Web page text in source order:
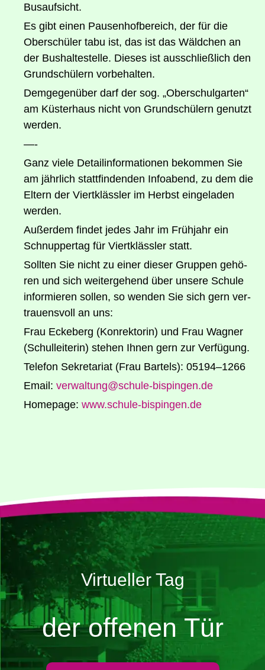
Busaufsicht.
Es gibt einen Pau­sen­hof­be­reich, der für die
Ober­schü­ler tabu ist, das ist das Wäld­chen an
der Bus­hal­te­stel­le. Die­ses ist aus­schließ­lich den
Grund­schü­lern vorbehalten.
Dem­ge­gen­über darf der sog. „Ober­schul­gar­ten“
am Küs­ter­haus nicht von Grund­schü­lern genutzt
werden.
—-
Ganz vie­le Detail­in­for­ma­tio­nen bekom­men Sie
am jähr­lich statt­fin­den­den Info­abend, zu dem die
Eltern der Viert­kläss­ler im Herbst ein­ge­la­den
werden.
Außer­dem fin­det jedes Jahr im Früh­jahr ein
Schnup­per­tag für Viert­kläss­ler statt.
Soll­ten Sie nicht zu einer die­ser Grup­pen gehö­
ren und sich wei­ter­ge­hend über unse­re Schu­le
infor­mie­ren sol­len, so wen­den Sie sich gern ver­
trau­ens­voll an uns:
Frau Ecke­berg (Kon­rek­to­rin) und Frau Wag­ner
(Schul­lei­te­rin) ste­hen Ihnen gern zur Verfügung.
Tele­fon Sekre­ta­ri­at (Frau Bartels): 05194–1266
Email: verwaltung@​schule-​bispingen.​de
Home­page: www​.schu​le​-bis​pin​gen​.de
Virtueller Tag
der offenen Tür